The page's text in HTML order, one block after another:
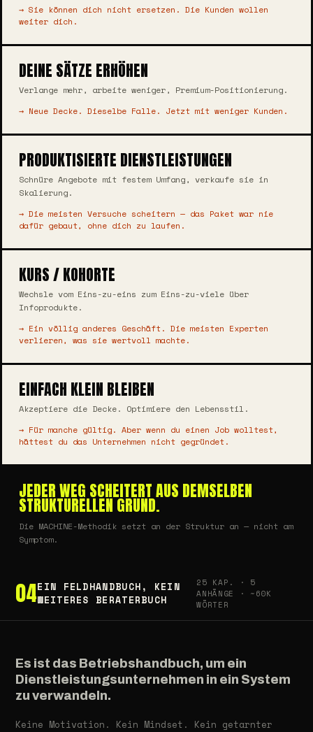
→ Sie können dich nicht ersetzen. Die Kunden wollen
weiter dich.
DEINE SÄTZE ERHÖHEN
Verlange mehr, arbeite weniger, Premium-Positionierung.
→ Neue Decke. Dieselbe Falle. Jetzt mit weniger Kunden.
PRODUKTISIERTE DIENSTLEISTUNGEN
Schnüre Angebote mit festem Umfang, verkaufe sie in
Skalierung.
→ Die meisten Versuche scheitern — das Paket war nie
dafür gebaut, ohne dich zu laufen.
KURS / KOHORTE
Wechsle vom Eins-zu-eins zum Eins-zu-viele über
Infoprodukte.
→ Ein völlig anderes Geschäft. Die meisten Experten
verlieren, was sie wertvoll machte.
EINFACH KLEIN BLEIBEN
Akzeptiere die Decke. Optimiere den Lebensstil.
→ Für manche gültig. Aber wenn du einen Job wolltest,
hättest du das Unternehmen nicht gegründet.
JEDER WEG SCHEITERT AUS DEMSELBEN
STRUKTURELLEN GRUND.
Die MACHINE-Methodik setzt an der Struktur an — nicht am
Symptom.
04EIN FELDHANDBUCH, KEIN
WEITERES BERATERBUCH
25 KAP. · 5
ANHÄNGE · ~60K
WÖRTER
Es ist das Betriebshandbuch, um ein
Dienstleistungsunternehmen in ein System
zu verwandeln.
Keine Motivation. Kein Mindset. Kein getarnter